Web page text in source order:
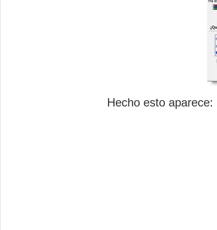
Hecho esto aparece: